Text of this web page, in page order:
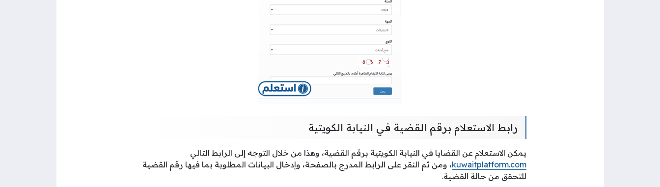
رابط الاستعلام برقم القضية في النيابة الكويتية
يمكن الاستعلام عن القضايا في النيابة الكويتية برقم القضية، وهذا من خلال التوجه إلى الرابط التالي
kuwaitplatform.com، ومن ثم النقر على الرابط المدرج بالصفحة، وإدخال البيانات المطلوبة بما فيها رقم القضية
للتحقق من حالة القضية.